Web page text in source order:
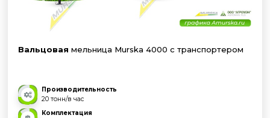
Вальцовая мельница Murska 4000 с транспортером
Производительность
20 тонн/в час
Комплектация